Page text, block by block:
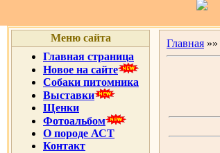
Меню сайта
Главная страница
Новое на сайте
Собаки питомника
Выставки
Щенки
Фотоальбом
О породе АСТ
Контакт
Главная »»